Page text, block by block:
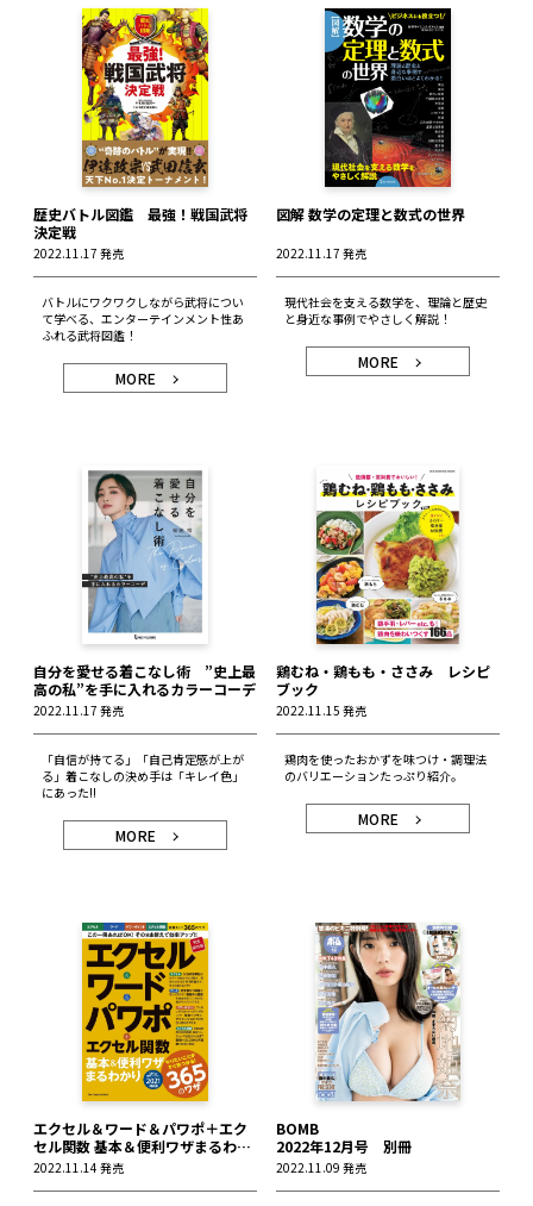
歴史バトル図鑑 最強！戦国武将
決定戦
2022.11.17 発売
バトルにワクワクしながら武将につい
て学べる、エンターテインメント性あ
ふれる武将図鑑！
MORE
図解 数学の定理と数式の世界
2022.11.17 発売
現代社会を支える数学を、理論と歴史
と身近な事例でやさしく解説！
MORE
自分を愛せる着こなし術 ”史上最
高の私”を手に入れるカラーコーデ
2022.11.17 発売
「自信が持てる」「自己肯定感が上が
る」着こなしの決め手は「キレイ色」
にあった!!
MORE
鶏むね・鶏もも・ささみ レシピ
ブック
2022.11.15 発売
鶏肉を使ったおかずを味つけ・調理法
のバリエーションたっぷり紹介。
MORE
エクセル＆ワード＆パワポ＋エク
セル関数 基本＆便利ワザまるわか
り バージョン2021対応
2022.11.14 発売
BOMB
2022年12月号 別冊
2022.11.09 発売